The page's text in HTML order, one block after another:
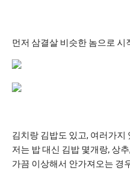
먼저 삼결살 비슷한 놈으로 시
김치랑 김밥도 있고, 여러가지
저는 밥 대신 김밥 몇개랑, 상
가끔 이상해서 안가져오는 경